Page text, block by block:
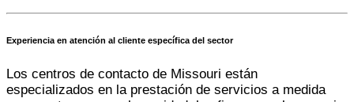
Experiencia en atención al cliente específica del sector
Los centros de contacto de Missouri están
especializados en la prestación de servicios a medida